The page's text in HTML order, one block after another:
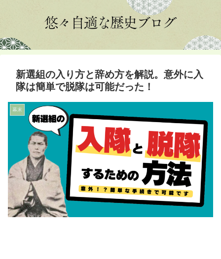
新選組の入り方と辞め方を解説。意外に入
隊は簡単で脱隊は可能だった！
幕末